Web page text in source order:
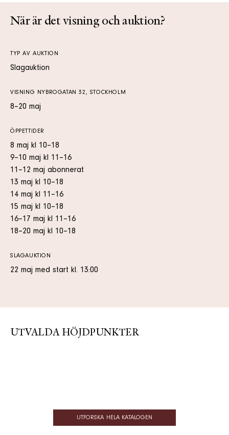
När är det visning och auktion?
TYP AV AUKTION
Slagauktion
VISNING NYBROGATAN 32, STOCKHOLM
8–20 maj
ÖPPETTIDER
8 maj kl 10–18
9–10 maj kl 11–16
11–12 maj abonnerat
13 maj kl 10–18
14 maj kl 11–16
15 maj kl 10–18
16–17 maj kl 11–16
18–20 maj kl 10–18
SLAGAUKTION
22 maj med start kl. 13:00
UTVALDA HÖJDPUNKTER
UTFORSKA HELA KATALOGEN